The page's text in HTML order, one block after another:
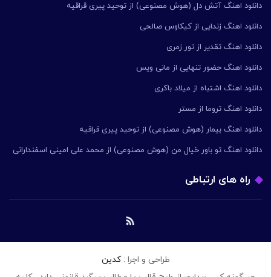
دانلود اهنگ آتش دل (هوش مصنوعی) از توحید پیری قراقیه
دانلود اهنگ زندایی از کیکاوس صالحی
دانلود اهنگ تقدیر از تور زمری
دانلود اهنگ حضور تنهایی از مانی ویس
دانلود اهنگ اشتباه از میلاد باکری
دانلود اهنگ تروما از مستر
دانلود اهنگ بیمار (هوش مصنوعی) از توحید پیری قراقیه
دانلود اهنگ تو باور خیال من (هوش مصنوعی) از محمد علی امینی اسفندارانی
راه های ارتباطی
طراحی و اجرا :کدین